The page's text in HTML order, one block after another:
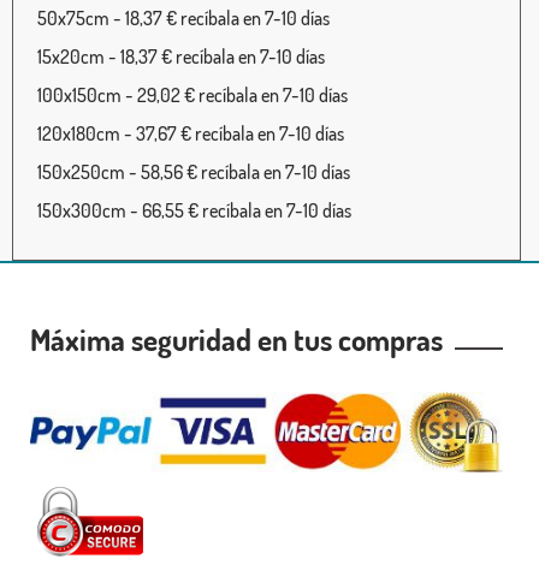
50x75cm - 18,37 € recíbala en 7-10 días
15x20cm - 18,37 € recíbala en 7-10 días
100x150cm - 29,02 € recíbala en 7-10 días
120x180cm - 37,67 € recíbala en 7-10 días
150x250cm - 58,56 € recíbala en 7-10 días
150x300cm - 66,55 € recíbala en 7-10 días
Máxima seguridad en tus compras